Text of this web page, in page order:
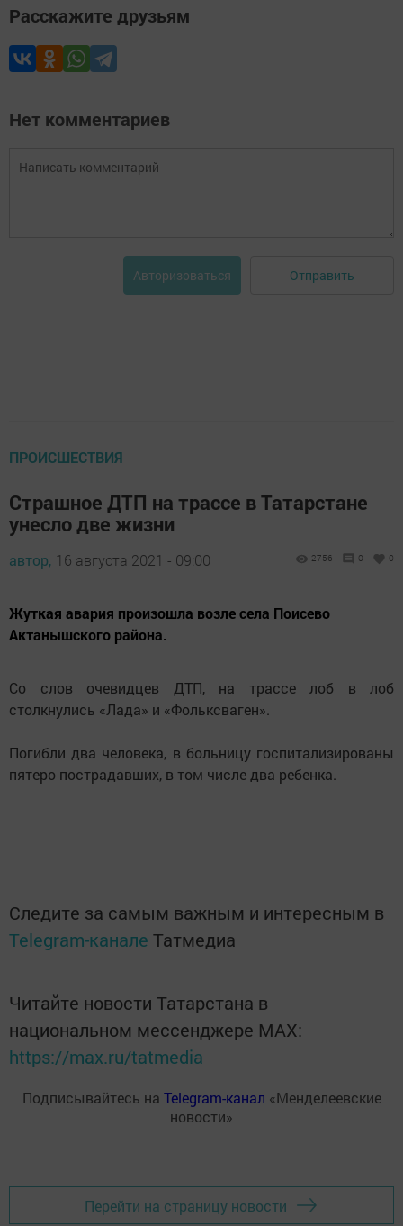
Расскажите друзьям
Нет комментариев
Авторизоваться Отправить
ПРОИСШЕСТВИЯ
Страшное ДТП на трассе в Татарстане
унесло две жизни
автор, 16 августа 2021 - 09:00 2756 0 0
Жуткая авария произошла возле села Поисево
Актанышского района.
Со слов очевидцев ДТП, на трассе лoб в лоб
столкнулись «Лада» и «Фольксваген».
Погибли два человека, в больницу госпитализированы
пятеро пострадавших, в том числе два ребенка.
Следите за самым важным и интересным в
Telegram-канале Татмедиа
Читайте новости Татарстана в
национальном мессенджере MАХ:
https://max.ru/tatmedia
Подписывайтесь на Telegram-канал «Менделеевские
новости»
Перейти на страницу новости